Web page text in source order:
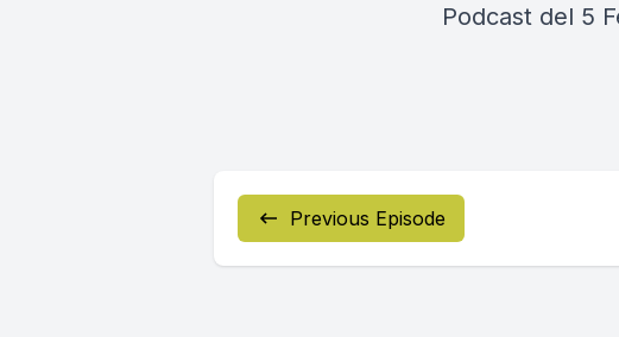
Podcast del 5
Previous Episode